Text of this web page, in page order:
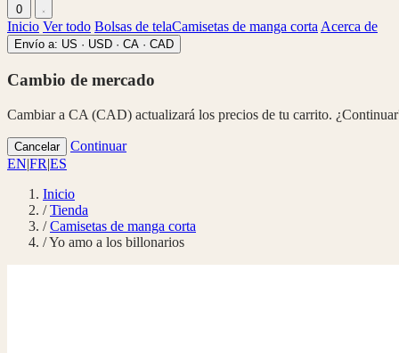
0
Inicio Ver todo Bolsas de telaCamisetas de manga cortaAcerca de
Envío a: US · USD · CA · CAD
Cambio de mercado
Cambiar a CA (CAD) actualizará los precios de tu carrito.
Cancelar
Continuar
EN|FR|ES
Inicio
/ Tienda
/ Camisetas de manga corta
/Yo amo a los billonarios